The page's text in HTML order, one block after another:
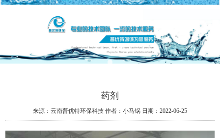
药剂
来源：云南普优特环保科技 作者：小马锅 日期：2022-06-25